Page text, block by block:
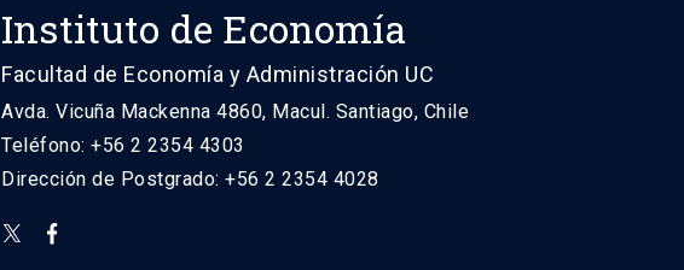
Instituto de Economía
Facultad de Economía y Administración UC
Avda. Vicuña Mackenna 4860, Macul. Santiago, Chile
Teléfono: +56 2 2354 4303
Dirección de Postgrado: +56 2 2354 4028